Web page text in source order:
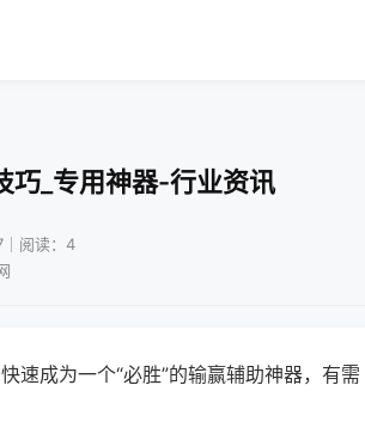
巧_专用神器-行业资讯
阅读：4
速成为一个“必胜”的输赢辅助神器，有需